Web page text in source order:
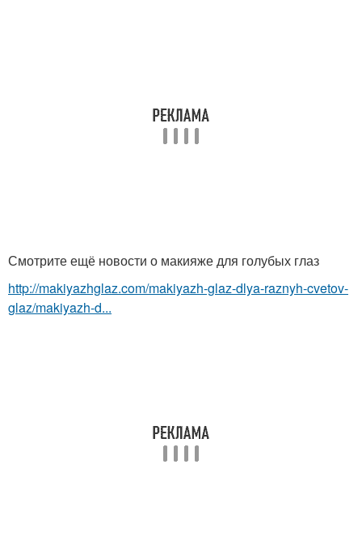
Смотрите ещё новости о макияже для голубых глаз
http://makiyazhglaz.com/makiyazh-glaz-dlya-raznyh-cvetov-
glaz/makiyazh-d...